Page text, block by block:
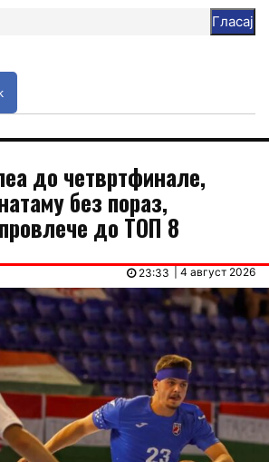
Гласај
до четвртфинале,
без пораз,
до ТОП 8
| 4 август 2026
23:33